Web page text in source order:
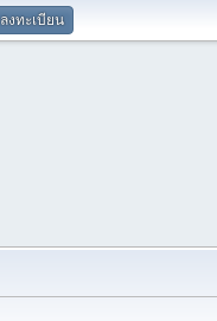
ลงทะเบียน